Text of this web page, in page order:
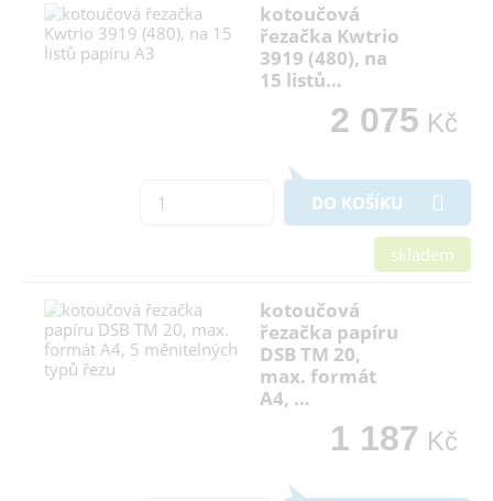
kotoučová
řezačka Kwtrio
3919 (480), na
15 listů…
2 075 Kč
DO KOŠÍKU
skladem
kotoučová
řezačka papíru
DSB TM 20,
max. formát
A4, …
1 187 Kč